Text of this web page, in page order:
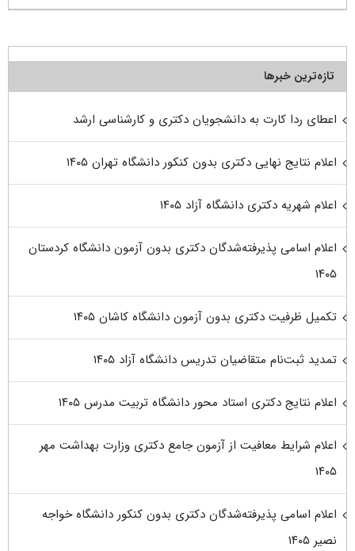
تازه‌ترین خبرها
اعطای ردا کارت به دانشجویان دکتری و کارشناسی ارشد
اعلام نتایج نهایی دکتری بدون کنکور دانشگاه تهران ۱۴۰۵
اعلام شهریه دکتری دانشگاه آزاد ۱۴۰۵
اعلام اسامی پذیرفته‌شدگان دکتری بدون آزمون دانشگاه کردستان
۱۴۰۵
تکمیل ظرفیت دکتری بدون آزمون دانشگاه کاشان ۱۴۰۵
تمدید ثبت‌نام متقاضیان تدریس دانشگاه آزاد ۱۴۰۵
اعلام نتایج دکتری استاد محور دانشگاه تربیت مدرس ۱۴۰۵
اعلام شرایط معافیت از آزمون جامع دکتری وزارت بهداشت مهر
۱۴۰۵
اعلام اسامی پذیرفته‌شدگان دکتری بدون کنکور دانشگاه خواجه
نصیر ۱۴۰۵